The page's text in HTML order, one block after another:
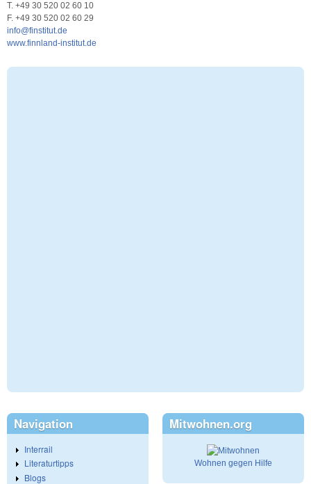
T. +49 30 520 02 60 10
F. +49 30 520 02 60 29
info@finstitut.de
www.finnland-institut.de
Navigation
Interrail
Literaturtipps
Blogs
Mitwohnen.org
Wohnen gegen Hilfe